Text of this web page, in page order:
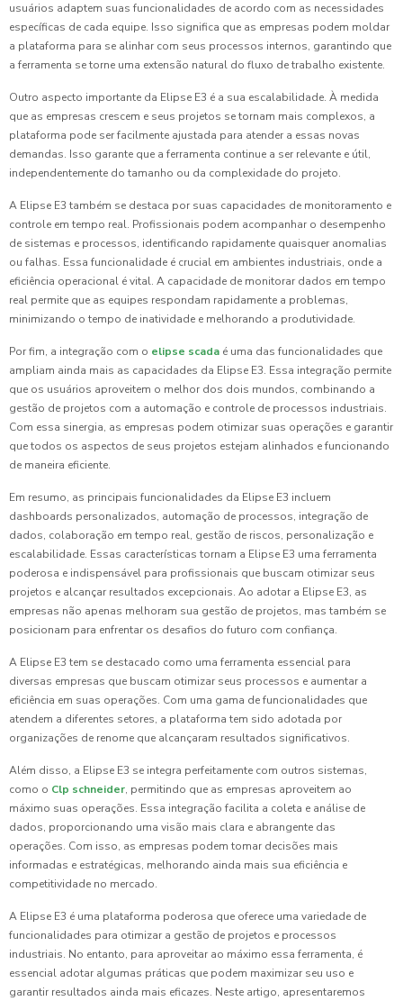
usuários adaptem suas funcionalidades de acordo com as necessidades
específicas de cada equipe. Isso significa que as empresas podem moldar
a plataforma para se alinhar com seus processos internos, garantindo que
a ferramenta se torne uma extensão natural do fluxo de trabalho existente.
Outro aspecto importante da Elipse E3 é a sua escalabilidade. À medida
que as empresas crescem e seus projetos se tornam mais complexos, a
plataforma pode ser facilmente ajustada para atender a essas novas
demandas. Isso garante que a ferramenta continue a ser relevante e útil,
independentemente do tamanho ou da complexidade do projeto.
A Elipse E3 também se destaca por suas capacidades de monitoramento e
controle em tempo real. Profissionais podem acompanhar o desempenho
de sistemas e processos, identificando rapidamente quaisquer anomalias
ou falhas. Essa funcionalidade é crucial em ambientes industriais, onde a
eficiência operacional é vital. A capacidade de monitorar dados em tempo
real permite que as equipes respondam rapidamente a problemas,
minimizando o tempo de inatividade e melhorando a produtividade.
Por fim, a integração com o elipse scada é uma das funcionalidades que
ampliam ainda mais as capacidades da Elipse E3. Essa integração permite
que os usuários aproveitem o melhor dos dois mundos, combinando a
gestão de projetos com a automação e controle de processos industriais.
Com essa sinergia, as empresas podem otimizar suas operações e garantir
que todos os aspectos de seus projetos estejam alinhados e funcionando
de maneira eficiente.
Em resumo, as principais funcionalidades da Elipse E3 incluem
dashboards personalizados, automação de processos, integração de
dados, colaboração em tempo real, gestão de riscos, personalização e
escalabilidade. Essas características tornam a Elipse E3 uma ferramenta
poderosa e indispensável para profissionais que buscam otimizar seus
projetos e alcançar resultados excepcionais. Ao adotar a Elipse E3, as
empresas não apenas melhoram sua gestão de projetos, mas também se
posicionam para enfrentar os desafios do futuro com confiança.
A Elipse E3 tem se destacado como uma ferramenta essencial para
diversas empresas que buscam otimizar seus processos e aumentar a
eficiência em suas operações. Com uma gama de funcionalidades que
atendem a diferentes setores, a plataforma tem sido adotada por
organizações de renome que alcançaram resultados significativos.
Além disso, a Elipse E3 se integra perfeitamente com outros sistemas,
como o Clp schneider, permitindo que as empresas aproveitem ao
máximo suas operações. Essa integração facilita a coleta e análise de
dados, proporcionando uma visão mais clara e abrangente das
operações. Com isso, as empresas podem tomar decisões mais
informadas e estratégicas, melhorando ainda mais sua eficiência e
competitividade no mercado.
A Elipse E3 é uma plataforma poderosa que oferece uma variedade de
funcionalidades para otimizar a gestão de projetos e processos
industriais. No entanto, para aproveitar ao máximo essa ferramenta, é
essencial adotar algumas práticas que podem maximizar seu uso e
garantir resultados ainda mais eficazes. Neste artigo, apresentaremos